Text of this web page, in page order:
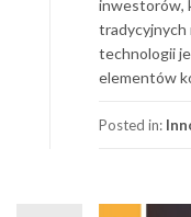
inwestorów,
tradycyjnych
technologii
elementów
Posted in: